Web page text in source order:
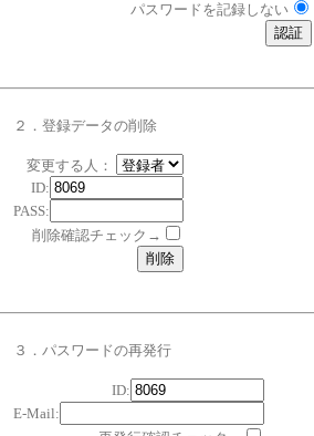
パスワードを記録しない
２．登録データの削除
変更する人：
ID:
PASS:
削除確認チェック→
３．パスワードの再発行
ID:
E-Mail: